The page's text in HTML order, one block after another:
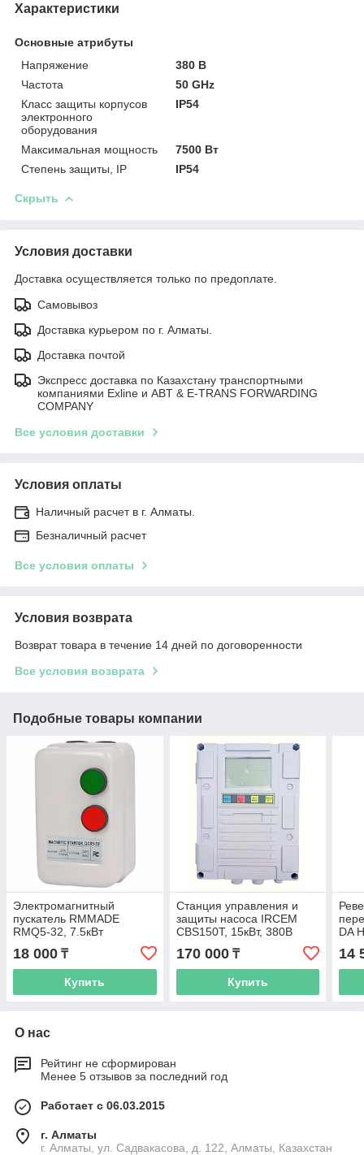
Характеристики
Основные атрибуты
Напряжение
380 В
Частота
50 GHz
Класс защиты корпусов
электронного
оборудования
IP54
Максимальная мощность
7500 Вт
Степень защиты, IP
IP54
Скрыть
Условия доставки
Доставка осуществляется только по предоплате.
Самовывоз
Доставка курьером по г. Алматы.
Доставка почтой
Экспресс доставка по Казахстану транспортными
компаниями Exline и ABT & E-TRANS FORWARDING
COMPANY
Все условия доставки
Условия оплаты
Наличный расчет в г. Алматы.
Безналичный расчет
Все условия оплаты
Условия возврата
Возврат товара в течение 14 дней по договоренности
Все условия возврата
Подобные товары компании
Электромагнитный
пускатель RMMADE
RMQ5-32, 7.5кВт
18 000 ₸
Купить
Станция управления и
защиты насоса IRCEM
CBS150T, 15кВт, 380В
170 000₸
Купить
DA
14
О нас
Рейтинг не сформирован
Менее 5 отзывов за последний год
Работает с 06.03.2015
г. Алматы
г. Алматы, ул. Садвакасова, д. 122, Алматы, Казахстан